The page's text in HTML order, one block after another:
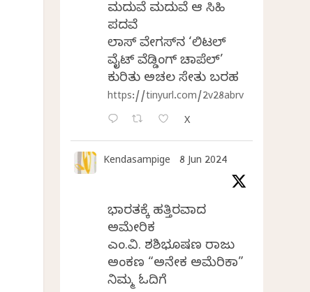
ಮದುವೆ ಮದುವೆ ಆ ಸಿಹಿ
ಪದವೆ
ಲಾಸ್‌ ವೇಗಸ್‌ನ ‘ಲಿಟಲ್
ವೈಟ್ ವೆಡ್ಡಿಂಗ್ ಚಾಪೆಲ್’
ಕುರಿತು ಅಚಲ ಸೇತು ಬರಹ
https://tinyurl.com/2v28abrv
X
Kendasampige 8 Jun 2024
ಭಾರತಕ್ಕೆ ಹತ್ತಿರವಾದ
ಅಮೇರಿಕ
ಎಂ.ವಿ. ಶಶಿಭೂಷಣ ರಾಜು
ಅಂಕಣ “ಅನೇಕ ಅಮೆರಿಕಾ”
ನಿಮ್ಮ ಓದಿಗೆ